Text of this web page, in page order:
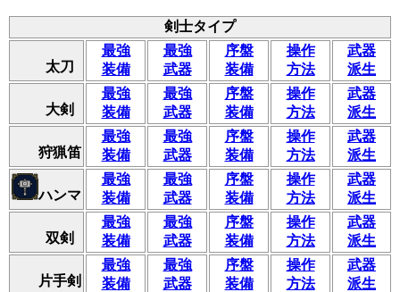
剣士タイプ
太刀
最強
装備
最強
武器
序盤
装備
操作
方法
武器
派生
大剣
最強
装備
最強
武器
序盤
装備
操作
方法
武器
派生
狩猟笛
最強
装備
最強
武器
序盤
装備
操作
方法
武器
派生
ハンマ
最強
装備
最強
武器
序盤
装備
操作
方法
武器
派生
双剣
最強
装備
最強
武器
序盤
装備
操作
方法
武器
派生
片手剣
最強
装備
最強
武器
序盤
装備
操作
方法
武器
派生